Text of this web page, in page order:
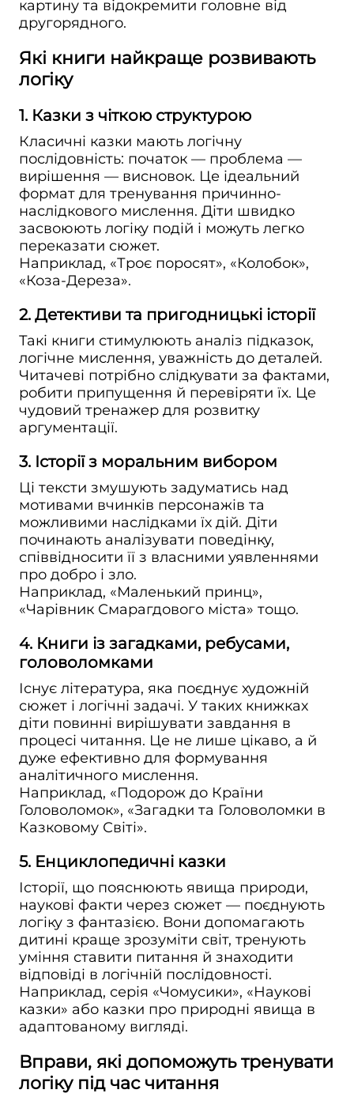
картину та відокремити головне від
другорядного.
Які книги найкраще розвивають
логіку
1. Казки з чіткою структурою
Класичні казки мають логічну
послідовність: початок — проблема —
вирішення — висновок. Це ідеальний
формат для тренування причинно-
наслідкового мислення. Діти швидко
засвоюють логіку подій і можуть легко
переказати сюжет.
Наприклад, «Троє поросят», «Колобок»,
«Коза-Дереза».
2. Детективи та пригодницькі історії
Такі книги стимулюють аналіз підказок,
логічне мислення, уважність до деталей.
Читачеві потрібно слідкувати за фактами,
робити припущення й перевіряти їх. Це
чудовий тренажер для розвитку
аргументації.
3. Історії з моральним вибором
Ці тексти змушують задуматись над
мотивами вчинків персонажів та
можливими наслідками їх дій. Діти
починають аналізувати поведінку,
співвідносити її з власними уявленнями
про добро і зло.
Наприклад, «Маленький принц»,
«Чарівник Смарагдового міста» тощо.
4. Книги із загадками, ребусами,
головоломками
Існує література, яка поєднує художній
сюжет і логічні задачі. У таких книжках
діти повинні вирішувати завдання в
процесі читання. Це не лише цікаво, а й
дуже ефективно для формування
аналітичного мислення.
Наприклад, «Подорож до Країни
Головоломок», «Загадки та Головоломки в
Казковому Світі».
5. Енциклопедичні казки
Історії, що пояснюють явища природи,
наукові факти через сюжет — поєднують
логіку з фантазією. Вони допомагають
дитині краще зрозуміти світ, тренують
уміння ставити питання й знаходити
відповіді в логічній послідовності.
Наприклад, серія «Чомусики», «Наукові
казки» або казки про природні явища в
адаптованому вигляді.
Вправи, які допоможуть тренувати
логіку під час читання